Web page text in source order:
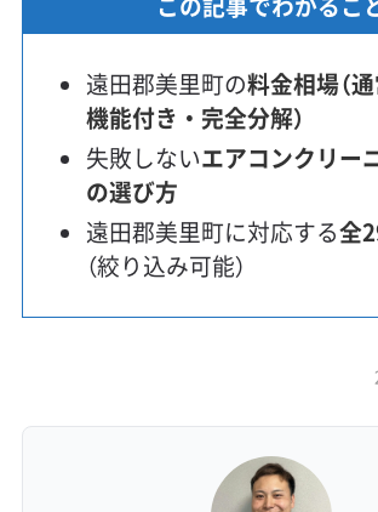
遠田郡美里町の料金相場（
機能付き・完全分解）
失敗しないエアコンクリー
の選び方
遠田郡美里町に対応する全
（絞り込み可能）